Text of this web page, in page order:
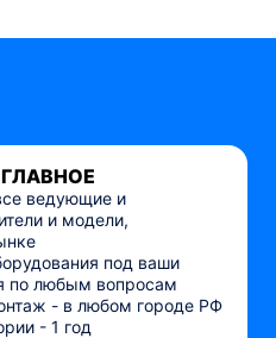
ведующие и
и модели,
под ваши
по любым вопросам
- в любом городе РФ
- 1 год